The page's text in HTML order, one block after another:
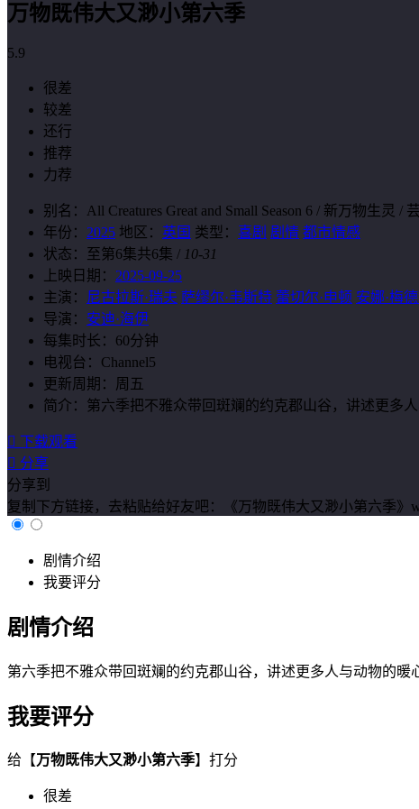
万物既伟大又渺小第六季
5.9
很差
较差
还行
推荐
力荐
别名：
All Creatures Great and Small Season 6 / 新万物生灵 /
年份： 2025 地区： 英国 类型： 喜剧 剧情 都市情感
状态：
至第6集共6集 / 10-31
上映日期： 2025-09-25
主演：
尼古拉斯·瑞夫 萨缪尔·韦斯特 蕾切尔·申顿 安娜·梅德
导演： 安迪·海伊
每集时长： 60分钟
电视台： Channel5
更新周期：
周五
简介： 第六季把不雅众带回斑斓的约克郡山谷，讲述更多
 下载观看
 分享
分享到
复制下方链接，去粘贴给好友吧：
《万物既伟大又渺小第六季》
剧情介绍
我要评分
剧情介绍
第六季把不雅众带回斑斓的约克郡山谷，讲述更多人与动物的
我要评分
给【万物既伟大又渺小第六季】打分
很差